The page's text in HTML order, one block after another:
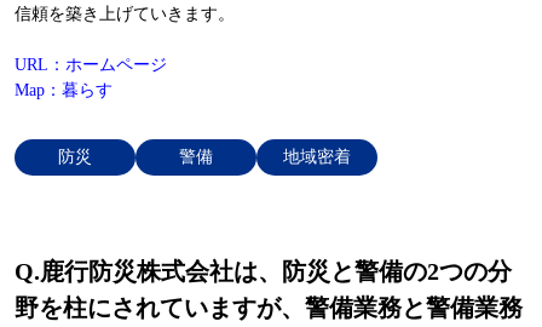
信頼を築き上げていきます。
URL：ホームページ
Map：暮らす
防災 警備 地域密着
Q.鹿行防災株式会社は、防災と警備の2つの分
野を柱にされていますが、警備業務と警備業務